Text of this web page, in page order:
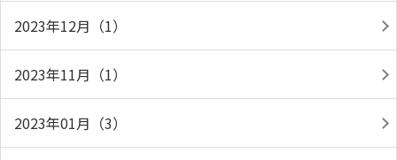
2023年12月（1）
2023年11月（1）
2023年01月（3）